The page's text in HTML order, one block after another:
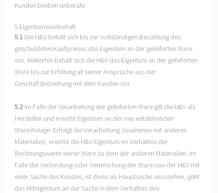
Kunden bleiben unberühr
5 Eigentumsvorbehalt
5.1 Die H&V behält sich bis zur vollständigen Bezahlung des
geschuldeten Kaufpreises das Eigentum an der gelieferten Ware
vor. Weiterhin behält sich die H&V das Eigentum an der gelieferten
Ware bis zur Erfüllung all seiner Ansprüche aus der
Geschäftsbeziehung mit dem Kunden vor.
5.2 Im Falle der Verarbeitung der gelieferten Ware gilt die H&V als
Hersteller und erwirbt Eigentum an der neu entstehenden
Ware/Anlage. Erfolgt die Verarbeitung zusammen mit anderen
Materialien, erwirbt die H&V Eigentum im Verhältnis der
Rechnungswerte seiner Ware zu dem der anderen Materialien. Im
Falle der Verbindung oder Vermischung der Ware von der H&V mit
einer Sache des Kunden, ist diese als Hauptsache anzusehen, geht
das Miteigentum an der Sache in dem Verhältnis des